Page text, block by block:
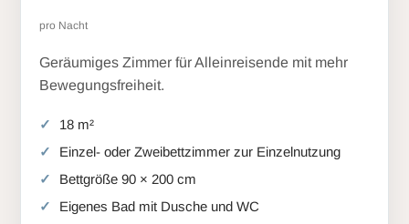
pro Nacht
Geräumiges Zimmer für Alleinreisende mit mehr
Bewegungsfreiheit.
18 m²
Einzel- oder Zweibettzimmer zur Einzelnutzung
Bettgröße 90 × 200 cm
Eigenes Bad mit Dusche und WC